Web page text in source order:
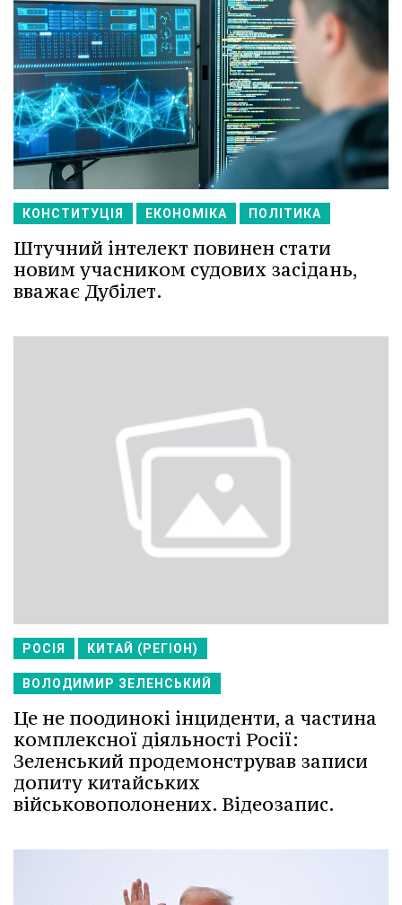
КОНСТИТУЦІЯ ЕКОНОМІКА ПОЛІТИКА
Штучний інтелект повинен стати
новим учасником судових засідань,
вважає Дубілет.
РОСІЯ КИТАЙ (РЕГІОН)
ВОЛОДИМИР ЗЕЛЕНСЬКИЙ
Це не поодинокі інциденти, а частина
комплексної діяльності Росії:
Зеленський продемонстрував записи
допиту китайських
військовополонених. Відеозапис.